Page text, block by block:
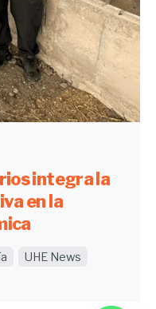
integra la
en la
UHE News